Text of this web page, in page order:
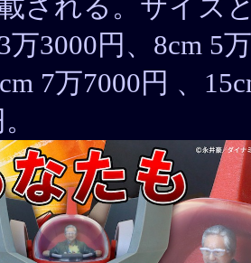
される。サイズ
万3000円、8cm 5万
7万7000円 、